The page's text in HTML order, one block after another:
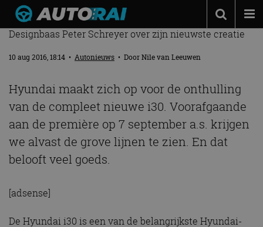
Autonieuws
Podcast
Autotests
Automerken
Adverteren
VIDEO: EERSTE GLIMP NIEUWE HYUNDAI I30
Designbaas Peter Schreyer over zijn nieuwste creatie
10 aug 2016, 18:14 • Autonieuws • DoorNile van Leeuwen
Hyundai maakt zich op voor de onthulling
van de compleet nieuwe i30. Voorafgaande
aan de première op 7 september a.s. krijgen
we alvast de grove lijnen te zien. En dat
belooft veel goeds.
[adsense]
De Hyundai i30 is een van de belangrijkste Hyundai-